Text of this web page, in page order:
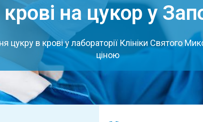
крові на цукор у
цукру в крові у лабораторії Клініки Святого
ціною